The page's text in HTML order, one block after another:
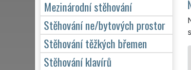
Mezinárodní stěhování
Stěhování ne/bytových prostor
Stěhování těžkých břemen
Stěhování klavírů